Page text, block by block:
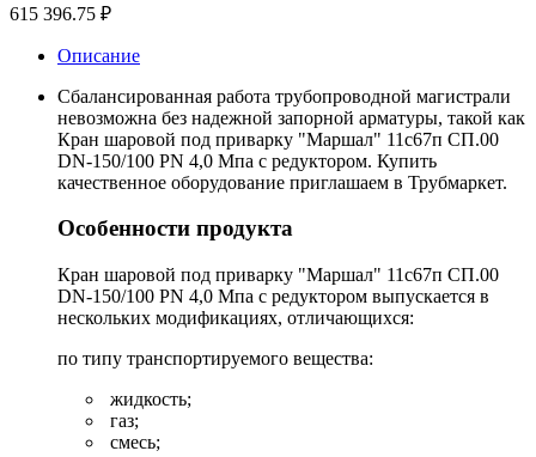
615 396.75 ₽
Описание
Сбалансированная работа трубопроводной магистрали
невозможна без надежной запорной арматуры, такой как
Кран шаровой под приварку "Маршал" 11с67п СП.00
DN-150/100 PN 4,0 Мпа с редуктором. Купить
качественное оборудование приглашаем в Трубмаркет.
Особенности продукта
Кран шаровой под приварку "Маршал" 11с67п СП.00
DN-150/100 PN 4,0 Мпа с редуктором выпускается в
нескольких модификациях, отличающихся:
по типу транспортируемого вещества:
жидкость;
газ;
смесь;